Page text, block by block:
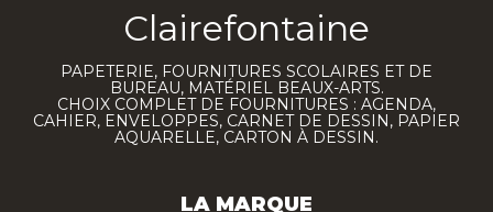
Clairefontaine
PAPETERIE, FOURNITURES SCOLAIRES ET DE
BUREAU, MATÉRIEL BEAUX-ARTS.
CHOIX COMPLET DE FOURNITURES : AGENDA,
CAHIER, ENVELOPPES, CARNET DE DESSIN, PAPIER
AQUARELLE, CARTON À DESSIN.
LA MARQUE